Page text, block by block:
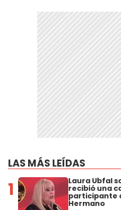
LAS MÁS LEÍDAS
1 Laura Ubfal
recibió una
participante
Hermano